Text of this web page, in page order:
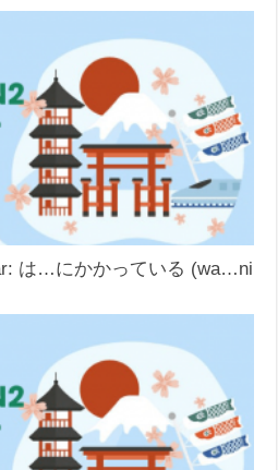
は…にかかっている (wa…ni